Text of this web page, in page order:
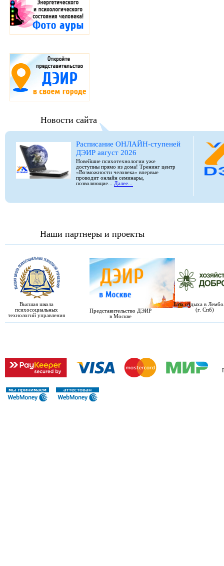
Новости сайта
Расписание ОНЛАЙН-ступеней
ДЭИР август 2026
Новейшие психотехнологии уже
доступны прямо из дома! Тренинг центр
«Возможности человека» впервые
проводит онлайн семинары,
позволяющие... Далее...
Наши партнеры и проекты
Высшая школа
психосоциальных
технологий управления
Представительство ДЭИР
в Москве
База отдыха в
(г. Спб)